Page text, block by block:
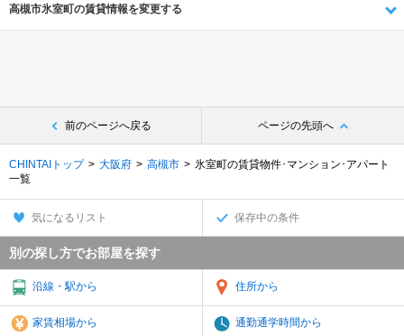
高槻市氷室町の賃貸情報を変更する
前のページへ戻る ページの先頭へ
CHINTAIトップ 大阪府 高槻市
氷室町の賃貸物件･マンション･アパート
一覧
気になるリスト 保存中の条件
別の探し方でお部屋を探す
沿線・駅から 住所から
家賃相場から 通勤通学時間から